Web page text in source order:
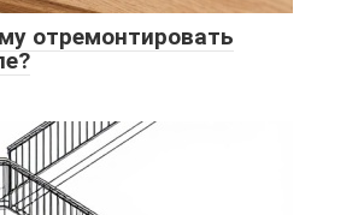
отремонтировать